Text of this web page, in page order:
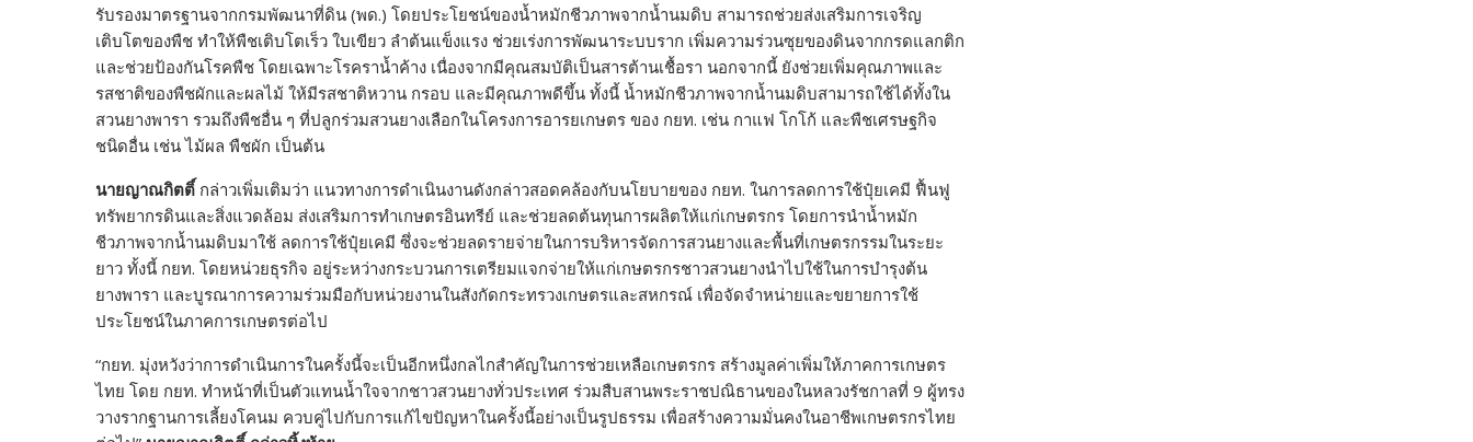
รับรองมาตรฐานจากกรมพัฒนาที่ดิน (พด.) โดยประโยชน์ของน้ำหมักชีวภาพจากน้ำนมดิบ สามารถช่วยส่งเสริมการเจริญ
เติบโตของพืช ทำให้พืชเติบโตเร็ว ใบเขียว ลำต้นแข็งแรง ช่วยเร่งการพัฒนาระบบราก เพิ่มความร่วนซุยของดินจากกรดแลกติก
และช่วยป้องกันโรคพืช โดยเฉพาะโรคราน้ำค้าง เนื่องจากมีคุณสมบัติเป็นสารต้านเชื้อรา นอกจากนี้ ยังช่วยเพิ่มคุณภาพและ
รสชาติของพืชผักและผลไม้ ให้มีรสชาติหวาน กรอบ และมีคุณภาพดีขึ้น ทั้งนี้ น้ำหมักชีวภาพจากน้ำนมดิบสามารถใช้ได้ทั้งใน
สวนยางพารา รวมถึงพืชอื่น ๆ ที่ปลูกร่วมสวนยางเลือกในโครงการอารยเกษตร ของ กยท. เช่น กาแฟ โกโก้ และพืชเศรษฐกิจ
ชนิดอื่น เช่น ไม้ผล พืชผัก เป็นต้น
นายญาณกิตติ์ กล่าวเพิ่มเติมว่า แนวทางการดำเนินงานดังกล่าวสอดคล้องกับนโยบายของ กยท. ในการลดการใช้ปุ๋ยเคมี ฟื้นฟู
ทรัพยากรดินและสิ่งแวดล้อม ส่งเสริมการทำเกษตรอินทรีย์ และช่วยลดต้นทุนการผลิตให้แก่เกษตรกร โดยการนำน้ำหมัก
ชีวภาพจากน้ำนมดิบมาใช้ ลดการใช้ปุ๋ยเคมี ซึ่งจะช่วยลดรายจ่ายในการบริหารจัดการสวนยางและพื้นที่เกษตรกรรมในระยะ
ยาว ทั้งนี้ กยท. โดยหน่วยธุรกิจ อยู่ระหว่างกระบวนการเตรียมแจกจ่ายให้แก่เกษตรกรชาวสวนยางนำไปใช้ในการบำรุงต้น
ยางพารา และบูรณาการความร่วมมือกับหน่วยงานในสังกัดกระทรวงเกษตรและสหกรณ์ เพื่อจัดจำหน่ายและขยายการใช้
ประโยชน์ในภาคการเกษตรต่อไป
“กยท. มุ่งหวังว่าการดำเนินการในครั้งนี้จะเป็นอีกหนึ่งกลไกสำคัญในการช่วยเหลือเกษตรกร สร้างมูลค่าเพิ่มให้ภาคการเกษตร
ไทย โดย กยท. ทำหน้าที่เป็นตัวแทนน้ำใจจากชาวสวนยางทั่วประเทศ ร่วมสืบสานพระราชปณิธานของในหลวงรัชกาลที่ 9 ผู้ทรง
วางรากฐานการเลี้ยงโคนม ควบคู่ไปกับการแก้ไขปัญหาในครั้งนี้อย่างเป็นรูปธรรม เพื่อสร้างความมั่นคงในอาชีพเกษตรกรไทย